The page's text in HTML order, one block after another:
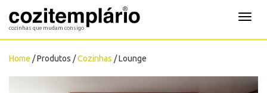
Cozitemplário
cozinhas que mudam consigo
Home / Produtos /Cozinhas / Lounge